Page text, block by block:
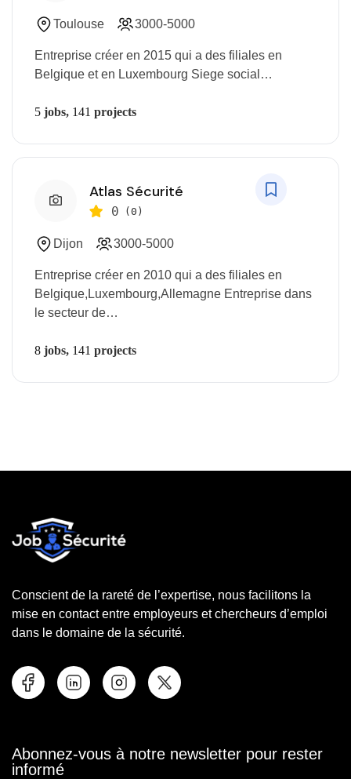
Toulouse 3000-5000
Entreprise créer en 2015 qui a des filiales en
Belgique et en Luxembourg Siege social…
5 jobs, 141 projects
Atlas Sécurité
0(0)
Dijon 3000-5000
Entreprise créer en 2010 qui a des filiales en
Belgique,Luxembourg,Allemagne Entreprise dans
le secteur de…
8 jobs, 141 projects
Conscient de la rareté de l’expertise, nous facilitons la
mise en contact entre employeurs et chercheurs d’emploi
dans le domaine de la sécurité.
Abonnez-vous à notre newsletter pour rester
informé